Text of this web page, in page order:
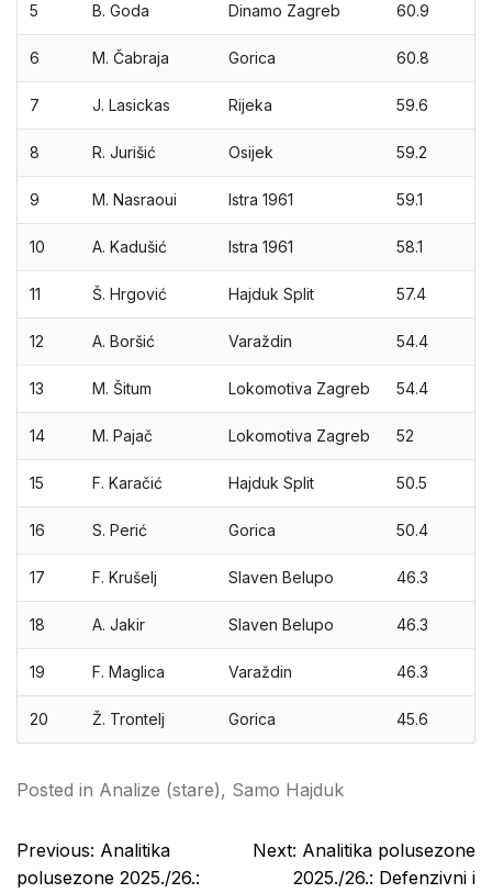
5 B. Goda Dinamo Zagreb 60.9
6 M. Čabraja Gorica 60.8
7 J. Lasickas Rijeka 59.6
8 R. Jurišić Osijek 59.2
9 M. Nasraoui Istra 1961 59.1
10 A. Kadušić Istra 1961 58.1
11 Š. Hrgović Hajduk Split 57.4
12 A. Boršić Varaždin 54.4
13 M. Šitum Lokomotiva Zagreb 54.4
14 M. Pajač Lokomotiva Zagreb 52
15 F. Karačić Hajduk Split 50.5
16 S. Perić Gorica 50.4
17 F. Krušelj Slaven Belupo 46.3
18 A. Jakir Slaven Belupo 46.3
19 F. Maglica Varaždin 46.3
20 Ž. Trontelj Gorica 45.6
Posted in Analize (stare), Samo Hajduk
Post
navigation
Previous: Analitika
polusezone 2025./26.:
Next: Analitika polusezone
2025./26.: Defenzivni i